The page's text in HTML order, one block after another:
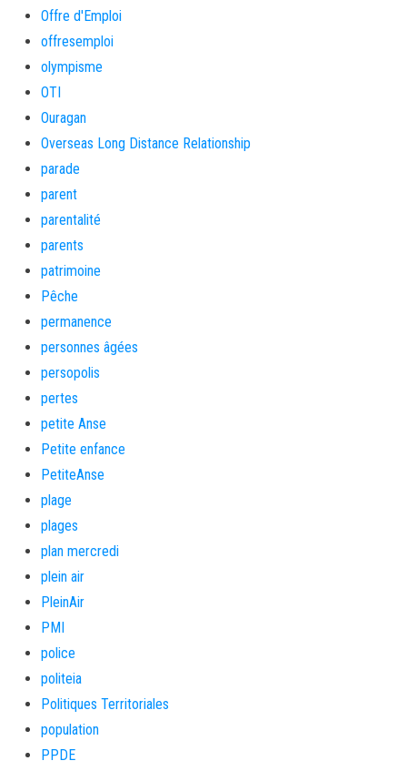
Offre d'Emploi
offresemploi
olympisme
OTI
Ouragan
Overseas Long Distance Relationship
parade
parent
parentalité
parents
patrimoine
Pêche
permanence
personnes âgées
persopolis
pertes
petite Anse
Petite enfance
PetiteAnse
plage
plages
plan mercredi
plein air
PleinAir
PMI
police
politeia
Politiques Territoriales
population
PPDE